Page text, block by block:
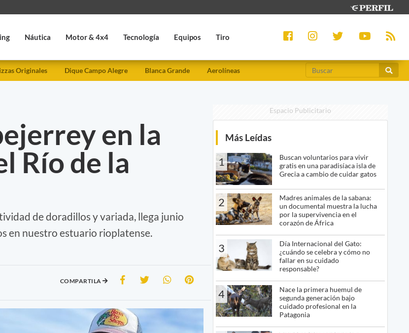
Náutica Motor & 4x4 Tecnología Equipos Tiro
Originales Dique Campo Alegre Blanca Grande Aerolíneas
en la
Río de la
de doradillos y variada, llega junio
en nuestro estuario rioplatense.
COMPARTILA
Espacio Publicitario
Más Leídas
1
Buscan voluntarios para vivir
gratis en una paradisíaca isla de
Grecia a cambio de cuidar gatos
2
Madres animales de la sabana:
un documental muestra la lucha
por la supervivencia en el
corazón de África
3
Día Internacional del Gato:
¿cuándo se celebra y cómo no
fallar en su cuidado
responsable?
4
Nace la primera huemul de
segunda generación bajo
cuidado profesional en la
Patagonia